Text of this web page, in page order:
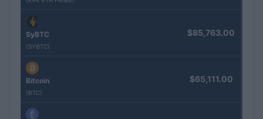
SyBTC
(SYBTC)
$85,763.00
Bitcoin
(BTC)
$65,111.00